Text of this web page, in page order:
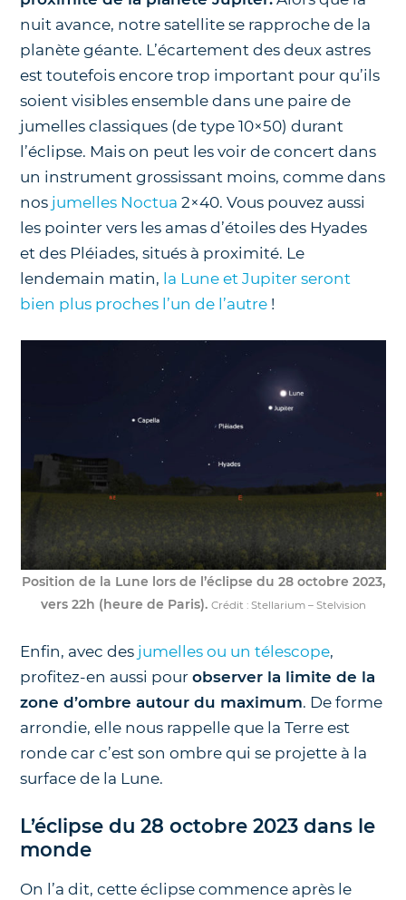
nuit avance, notre satellite se rapproche de la
planète géante. L’écartement des deux astres
est toutefois encore trop important pour qu’ils
soient visibles ensemble dans une paire de
jumelles classiques (de type 10×50) durant
l’éclipse. Mais on peut les voir de concert dans
un instrument grossissant moins, comme dans
nos jumelles Noctua 2×40. Vous pouvez aussi
les pointer vers les amas d’étoiles des Hyades
et des Pléiades, situés à proximité. Le
lendemain matin, la Lune et Jupiter seront
bien plus proches l’un de l’autre !
Position de la Lune lors de l’éclipse du 28 octobre 2023,
vers 22h (heure de Paris). Crédit : Stellarium – Stelvision
Enfin, avec des jumelles ou un télescope,
profitez-en aussi pourobserver la limite de la
zone d’ombre autour du maximum. De forme
arrondie, elle nous rappelle que la Terre est
ronde car c’est son ombre qui se projette à la
surface de la Lune.
L’éclipse du 28 octobre 2023 dans le
monde
On l’a dit, cette éclipse commence après le